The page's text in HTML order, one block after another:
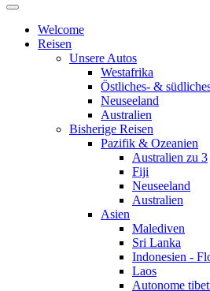
Welcome
Reisen
Unsere Autos
Westafrika
Östliches- &
Neuseeland
Australien
Bisherige Reisen
Pazifik & Ozeanien
Australien zu 3
Fiji
Neuseeland
Australien
Asien
Malediven
Sri Lanka
Indonesien -
Laos
Autonome